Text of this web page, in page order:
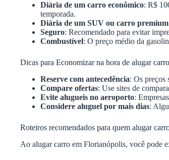
Diária de um carro econômico: R$
temporada.
Diária de um SUV ou carro premium
Seguro: Recomendado para evitar
Combustível: O preço médio da
Dicas para Economizar na hora de alugar
Reserve com antecedência: Os preços
Compare ofertas: Use sites de
Evite alugueis no aeroporto:
Considere aluguel por mais dias:
Roteiros recomendados para quem alugar
Ao alugar carro em Florianópolis, você pode